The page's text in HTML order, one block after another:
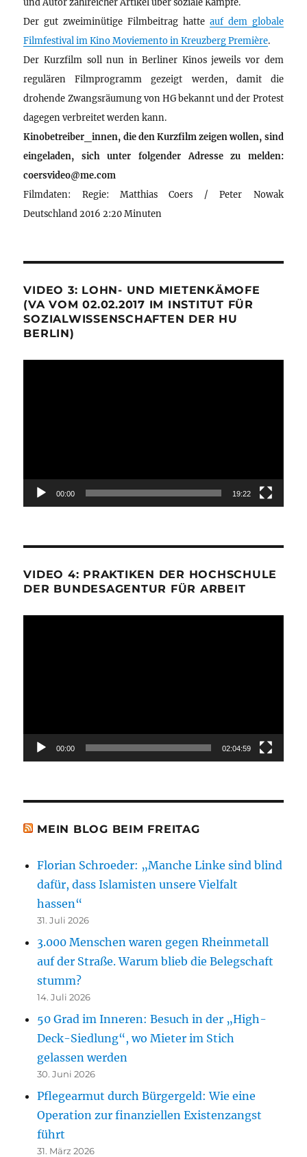
und Autor zahlreicher Artikel über soziale Kämpfe.
Der gut zweiminütige Filmbeitrag hatte auf dem globale
Filmfestival im Kino Moviemento in Kreuzberg Première.
Der Kurzfilm soll nun in Berliner Kinos jeweils vor dem
regulären Filmprogramm gezeigt werden, damit die
drohende Zwangsräumung von HG bekannt und der Protest
dagegen verbreitet werden kann.
Kinobetreiber_innen, die den Kurzfilm zeigen wollen, sind
eingeladen, sich unter folgender Adresse zu melden:
coersvideo@me.com
Filmdaten: Regie: Matthias Coers / Peter Nowak
Deutschland 2016 2:20 Minuten
VIDEO 3: LOHN- UND MIETENKÄMOFE
(VA VOM 02.02.2017 IM INSTITUT FÜR
SOZIALWISSENSCHAFTEN DER HU
BERLIN)
00:00 19:22
VIDEO 4: PRAKTIKEN DER HOCHSCHULE
DER BUNDESAGENTUR FÜR ARBEIT
00:00 02:04:59
MEIN BLOG BEIM FREITAG
Florian Schroeder: „Manche Linke sind blind
dafür, dass Islamisten unsere Vielfalt
hassen“
31. Juli 2026
3.000 Menschen waren gegen Rheinmetall
auf der Straße. Warum blieb die Belegschaft
stumm?
14. Juli 2026
50 Grad im Inneren: Besuch in der „High-
Deck-Siedlung“, wo Mieter im Stich
gelassen werden
30. Juni 2026
Pflegearmut durch Bürgergeld: Wie eine
Operation zur finanziellen Existenzangst
führt
31. März 2026